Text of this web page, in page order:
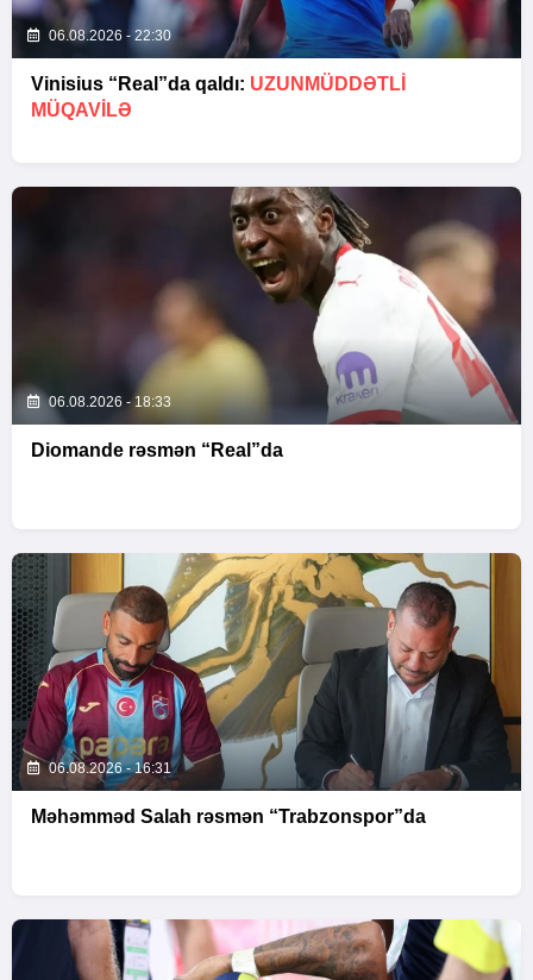
06.08.2026 - 22:30
Vinisius “Real”da qaldı: UZUNMÜDDƏTLİ
MÜQAVİLƏ
06.08.2026 - 18:33
Diomande rəsmən “Real”da
06.08.2026 - 16:31
Məhəmməd Salah rəsmən “Trabzonspor”da